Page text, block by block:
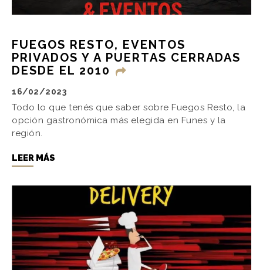
FUEGOS RESTO, EVENTOS
PRIVADOS Y A PUERTAS CERRADAS
DESDE EL 2010
16/02/2023
Todo lo que tenés que saber sobre Fuegos Resto, la
opción gastronómica más elegida en Funes y la
región.
LEER MÁS